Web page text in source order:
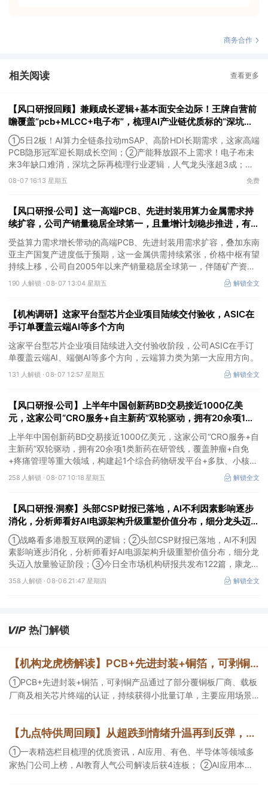
商务合作
相关阅读 查看更多
【风口研报回顾】兼顾成长逻辑+基本面安全边际！王牌自营前
瞻覆盖“pcb+MLCC+电子布”，梳理AI产业链优质标的“深坑起
跳”
①5日2板！AI算力全链条拉动mSAP、高阶HDI长期需求，这家高端
PCB隐形冠军迎长期成长空间；②产能释放跟不上需求！电子布未
来3年缺口难消，深坑之际再梳理行业逻辑，人气龙头涨超3成；
③AI服务器、机器人带动MLCC景气周期持续！这家公司扩产、涨
08-07 16:13 星期五 免费
【风口研报·公司】这一高端PCB、先进封装用算力金属需求持
续扩容，公司产销量稳居全球第一，且量增计划稳步推进，有望
充分受益价格上行
受益算力需求增长带动的高端PCB、先进封装用需求扩容，叠加东南
亚主产国复产进度低于预期，这一金属供需持续紧张，价格中枢有望
持续上移，公司自2005年以来产销量稳居全球第一，伴随矿产资源
产量增长与冶炼产能整合并举，公司市占率有望进一步提升，同时有
望充分受益金属价格上行。
190 人解锁 ·08-07 13:04 星期五 解锁全文
【机构调研】这家平台型芯片企业项目陆续交付验收，ASIC在
手订单覆盖云端AI等多个方向
这家平台型芯片企业项目陆续进入交付验收阶段，公司ASIC在手订
单覆盖云端AI、端侧AI等多个方向，云端算力类为第一大应用方向。
131 人解锁 ·08-07 12:57 星期五 解锁全文
【风口研报·公司】上半年中国创新药BD交易接近1000亿美
元，这家公司“CRO服务+自主新药”双轮驱动，拥有20余项1类
新药在研管线，覆盖肿瘤+自免+疼痛管理等重大领域
上半年中国创新药BD交易接近1000亿美元，这家公司“CRO服务+自
主新药”双轮驱动，拥有20余项1类新药在研管线，覆盖肿瘤+自免
+疼痛管理等重大领域，构建起1个综合药物研发平台+多肽、小核
酸、CGT、小分子4个创新技术平台，创新转型成果正逐步兑现。
258 人解锁 ·08-07 10:18 星期五 解锁全文
【风口研报·洞察】头部CSP财报已落地，AI不利因素影响逐步
消化，分析师看好AI电源架构升级重塑价值分布，细分龙头迈入
放量验证阶段；战略看多港股互联网的逻辑
①战略看多港股互联网的逻辑；②头部CSP财报已落地，AI不利因
素影响逐步消化，分析师看好AI电源架构升级重塑价值分布，细分龙
头迈入放量验证阶段；③今日全市场机构研报共发布122篇，康龙化
成、江淮汽车评级得到上调，9家公司获得首度覆盖，其中乔锋智能
获新财富分析师深度覆盖；④在个股机构关注度排行中，华峰化学
358 人解锁 ·08-06 21:47 星期四 解锁全文
热门解锁
【机构龙虎榜解读】PCB+先进封装+铜箔，可剥铜产品通过了部分覆铜板厂商、载板厂商及相关芯片终端的认证，持续获得小批量订单，主要应用场景包括芯片封装光模块用PCB，机构大额净买入这家公司
①PCB+先进封装+铜箔，可剥铜产品通过了部分覆铜板厂商、载板
厂商及相关芯片终端的认证，持续获得小批量订单，主要应用场景
等方面具有丰富经验，具备承接细胞与基因治疗产品商业化受托生
产的合规资质，这家公司获净买入。
【九点特供周回顾】从超跌到情绪升温再到反弹，栏目梳理AI应用题材逻辑，AI教育人气公司解读后获4连板
①一表精选栏目梳理的优质资讯，AI应用、有色、半导体等领域多
家热门公司上榜，AI教育人气公司解读后获4连板； ②AI应用本周